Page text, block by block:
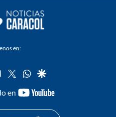
en:
instagram
twitterwhatsapp
google
en
youtube-